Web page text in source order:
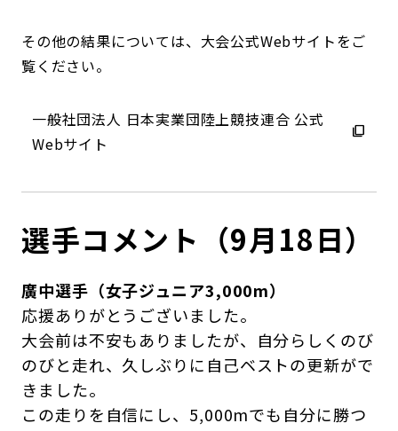
その他の結果については、大会公式Webサイトをご
覧ください。
一般社団法人 日本実業団陸上競技連合 公式
Webサイト
選手コメント（9月18日）
廣中選手（女子ジュニア3,000m）
応援ありがとうございました。
大会前は不安もありましたが、自分らしくのび
のびと走れ、久しぶりに自己ベストの更新がで
きました。
この走りを自信にし、5,000mでも自分に勝つ